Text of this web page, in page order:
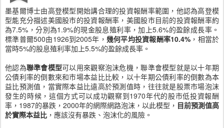
墨基爾博士由高登模型開始講合理的投資報酬率範圍，他認為高登模
型能充分描述美國股市的投資報酬率，美國股市目前的投資報酬率約
為7.5%，分別為1.9%的現金股息殖利率，加上5.6%的盈餘成長率。
標準普爾500由1926到2005年， 幾何平均投資報酬率10.4% ，相當於
當時5%的股息殖利率加上5.5%的盈餘成長率。
他認為聯準會模型可以用來觀察泡沫危機，聯準會模型就是以十年期
公債利率的倒數來和市場本益比比較，以十年期公債利率的倒數為本
益比預測值，當實際本益比遠高於預測值時，往往就是股票市場泡沫
發生的時候，這個方式可以成功觀察到1970年代的股市低投資報酬
率，1987的暴跌，2000年的網際網路泡沫，以此模型， 目前預測值高
於實際本益比 ，應該沒有暴跌、泡沫化的風險。